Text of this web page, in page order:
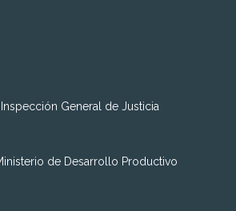
General de Justicia
de Desarrollo Productivo